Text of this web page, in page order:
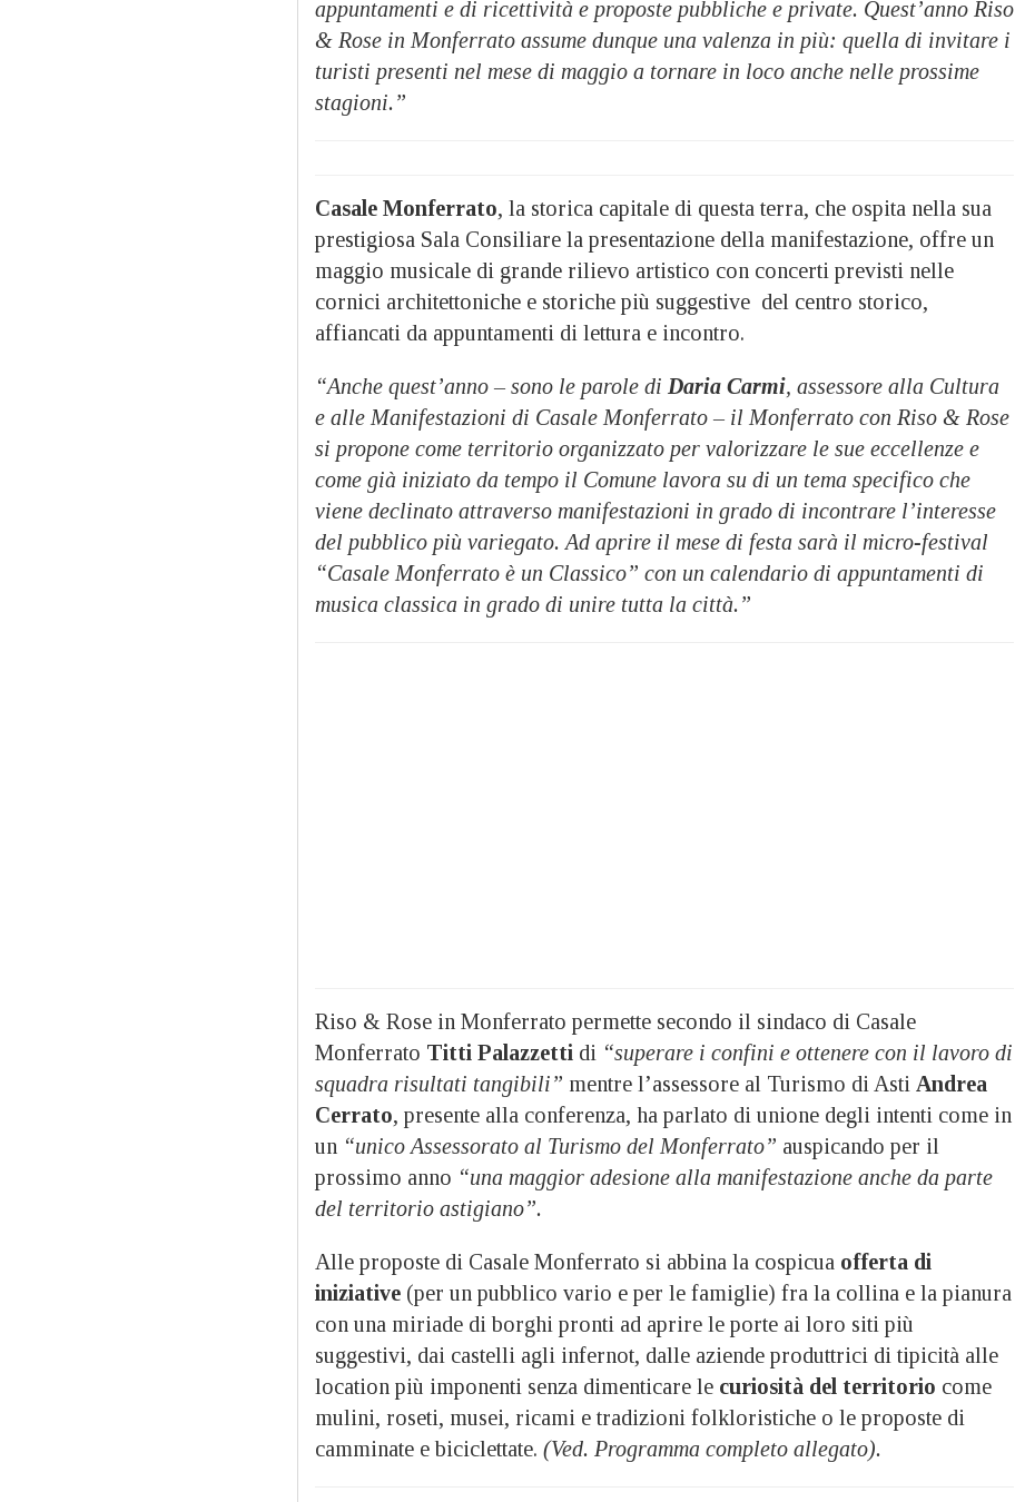
appuntamenti e di ricettività e proposte pubbliche e private. Quest’anno Riso
& Rose in Monferrato assume dunque una valenza in più: quella di invitare i
turisti presenti nel mese di maggio a tornare in loco anche nelle prossime
stagioni.”
Casale Monferrato, la storica capitale di questa terra, che ospita nella sua
prestigiosa Sala Consiliare la presentazione della manifestazione, offre un
maggio musicale di grande rilievo artistico con concerti previsti nelle
cornici architettoniche e storiche più suggestive del centro storico,
affiancati da appuntamenti di lettura e incontro.
“Anche quest’anno – sono le parole di Daria Carmi, assessore alla Cultura
e alle Manifestazioni di Casale Monferrato – il Monferrato con Riso & Rose
si propone come territorio organizzato per valorizzare le sue eccellenze e
come già iniziato da tempo il Comune lavora su di un tema specifico che
viene declinato attraverso manifestazioni in grado di incontrare l’interesse
del pubblico più variegato. Ad aprire il mese di festa sarà il micro-festival
“Casale Monferrato è un Classico” con un calendario di appuntamenti di
musica classica in grado di unire tutta la città.”
Riso & Rose in Monferrato permette secondo il sindaco di Casale
Monferrato Titti Palazzetti di “superare i confini e ottenere con il lavoro di
squadra risultati tangibili” mentre l’assessore al Turismo di Asti Andrea
Cerrato, presente alla conferenza, ha parlato di unione degli intenti come in
un “unico Assessorato al Turismo del Monferrato” auspicando per il
prossimo anno “una maggior adesione alla manifestazione anche da parte
del territorio astigiano”.
Alle proposte di Casale Monferrato si abbina la cospicua offerta di
iniziative (per un pubblico vario e per le famiglie) fra la collina e la pianura
con una miriade di borghi pronti ad aprire le porte ai loro siti più
suggestivi, dai castelli agli infernot, dalle aziende produttrici di tipicità alle
location più imponenti senza dimenticare le curiosità del territorio come
mulini, roseti, musei, ricami e tradizioni folkloristiche o le proposte di
camminate e biciclettate. (Ved. Programma completo allegato).